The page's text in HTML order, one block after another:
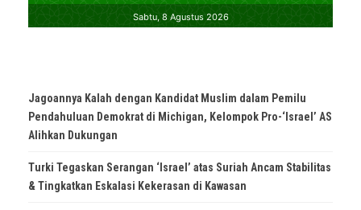
Jagoannya Kalah dengan Kandidat Muslim dalam Pemilu
Pendahuluan Demokrat di Michigan, Kelompok Pro-‘Israel’ AS
Alihkan Dukungan
Turki Tegaskan Serangan ‘Israel’ atas Suriah Ancam Stabilitas
& Tingkatkan Eskalasi Kekerasan di Kawasan